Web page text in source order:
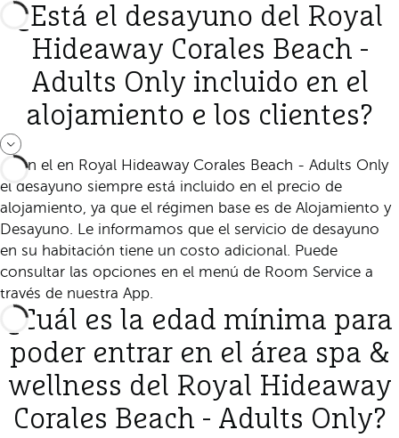
¿Está el desayuno del Royal
Hideaway Corales Beach -
Adults Only incluido en el
alojamiento e los clientes?
Sí, en el en Royal Hideaway Corales Beach - Adults Only
el desayuno siempre está incluido en el precio de
alojamiento, ya que el régimen base es de Alojamiento y
Desayuno. Le informamos que el servicio de desayuno
en su habitación tiene un costo adicional. Puede
consultar las opciones en el menú de Room Service a
través de nuestra App.
¿Cuál es la edad mínima para
poder entrar en el área spa &
wellness del Royal Hideaway
Corales Beach - Adults Only?